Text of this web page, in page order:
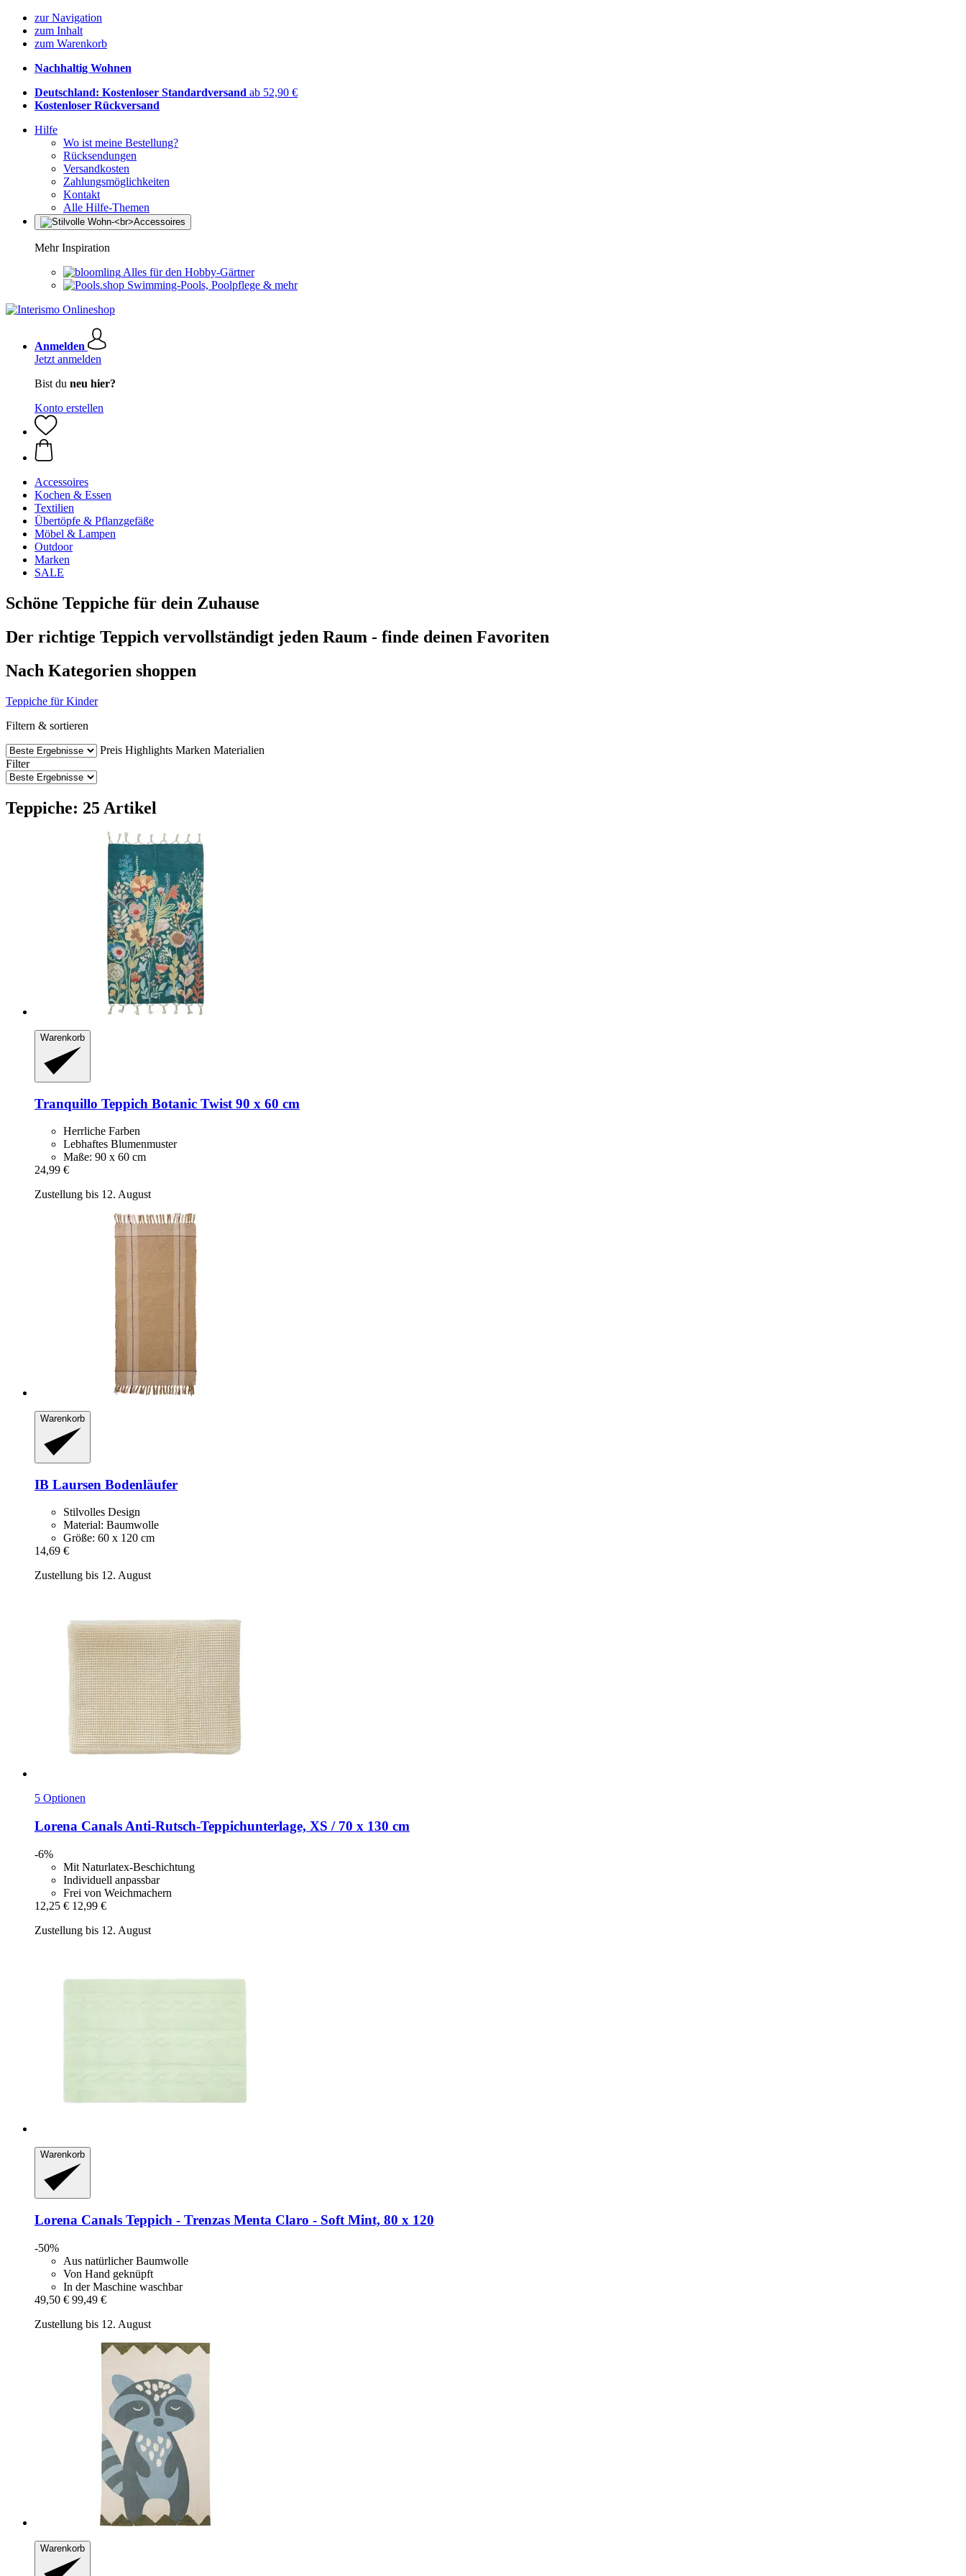
zur Navigation
zum Inhalt
zum Warenkorb
Nachhaltig Wohnen
Deutschland: Kostenloser Standardversand ab 52,90 €
Kostenloser Rückversand
Hilfe
Wo ist meine Bestellung?
Rücksendungen
Versandkosten
Zahlungsmöglichkeiten
Kontakt
Alle Hilfe-Themen
Mehr Inspiration
Alles für den Hobby-Gärtner
Swimming-Pools, Poolpflege & mehr
Anmelden
Jetzt anmelden
Bist du neu hier?
Konto erstellen
Accessoires
Kochen & Essen
Textilien
Übertöpfe & Pflanzgefäße
Möbel & Lampen
Outdoor
Marken
SALE
Schöne Teppiche für dein Zuhause
Der richtige Teppich vervollständigt jeden Raum - finde deinen Favoriten
Nach Kategorien shoppen
Teppiche für Kinder
Filtern & sortieren
Preis Highlights Marken Materialien
Filter
Teppiche: 25 Artikel
Warenkorb
Tranquillo Teppich Botanic Twist 90 x 60 cm
Herrliche Farben
Lebhaftes Blumenmuster
Maße: 90 x 60 cm
24,99 €
Zustellung bis 12. August
Warenkorb
IB Laursen Bodenläufer
Stilvolles Design
Material: Baumwolle
Größe: 60 x 120 cm
14,69 €
Zustellung bis 12. August
5 Optionen
Lorena Canals Anti-​Rutsch-​Teppichunterlage, XS / 70 x 130 cm
-6%
Mit Naturlatex-Beschichtung
Individuell anpassbar
Frei von Weichmachern
12,25 € 12,99 €
Zustellung bis 12. August
Warenkorb
Lorena Canals Teppich -​ Trenzas Menta Claro -​ Soft Mint, 80 x 120
-50%
Aus natürlicher Baumwolle
Von Hand geknüpft
In der Maschine waschbar
49,50 € 99,49 €
Zustellung bis 12. August
Warenkorb